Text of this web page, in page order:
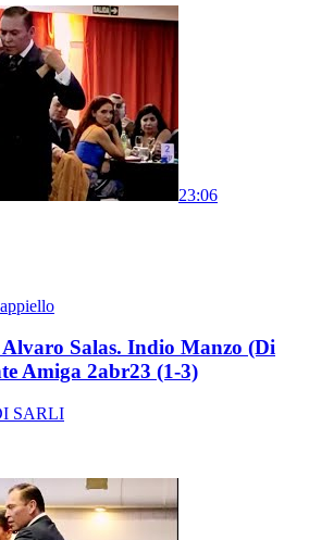
23:06
Salas. Indio Manzo (Di
Amiga 2abr23 (1-3)
SARLI